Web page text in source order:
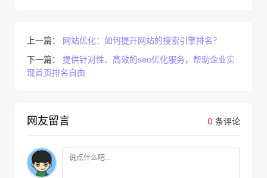
上一篇： 网站优化：如何提升网站的搜索引擎排名？
下一篇： 提供针对性、高效的seo优化服务，帮助企业实
现首页排名自由
0 条评论
网友留言